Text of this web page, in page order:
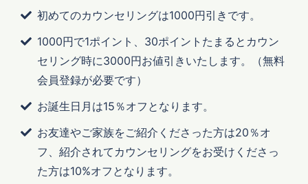
初めてのカウンセリングは1000円引きです。
1000円で1ポイント、30ポイントたまるとカウン
セリング時に3000円お値引きいたします。（無料
会員登録が必要です）
お誕生日月は15％オフとなります。
お友達やご家族をご紹介くださった方は20％オ
フ、紹介されてカウンセリングをお受けくださっ
た方は10%オフとなります。